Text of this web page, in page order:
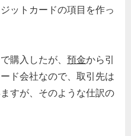
ットカードの項目を作っ
購入したが、 預金から引
ド会社なので、取引先は
すが、そのような仕訳の